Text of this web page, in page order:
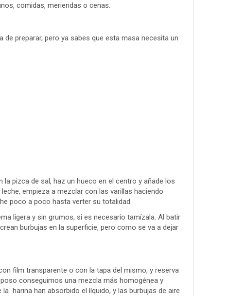
comidas, meriendas o cenas.
de preparar, pero ya sabes que esta masa necesita un
pizca de sal, haz un hueco en el centro y añade los
empieza a mezclar con las varillas haciendo
poco a poco hasta verter su totalidad.
ligera y sin grumos, si es necesario tamízala. Al batir
burbujas en la superficie, pero como se va a dejar
film transparente o con la tapa del mismo, y reserva
conseguimos una mezcla más homogénea y
harina han absorbido el líquido, y las burbujas de aire